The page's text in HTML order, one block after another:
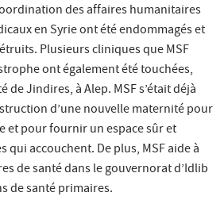
des affaires humanitaires
en Syrie ont été endommagés et
Plusieurs cliniques que MSF
ont également été touchées,
Jindires, à Alep. MSF s’était déjà
d’une nouvelle maternité pour
et pour fournir un espace sûr et
qui accouchent. De plus, MSF aide à
de santé dans le gouvernorat d’Idlib
de santé primaires.